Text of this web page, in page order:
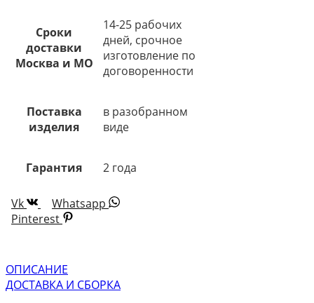
Сроки
доставки
Москва и МО
14-25 рабочих
дней, срочное
изготовление по
договоренности
Поставка
изделия
в разобранном
виде
Гарантия 2 года
Vk
Whatsapp
Pinterest
ОПИСАНИЕ
ДОСТАВКА И СБОРКА